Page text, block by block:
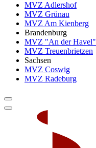
MVZ Adlershof
MVZ Grünau
MVZ Am Kienberg
Brandenburg
MVZ "An der Havel"
MVZ Treuenbrietzen
Sachsen
MVZ Coswig
MVZ Radeburg